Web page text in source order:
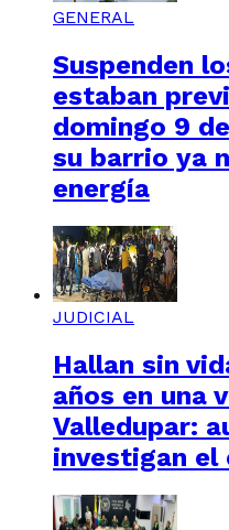
GENERAL
Suspenden
estaban
domingo 9
su barrio ya
energía
JUDICIAL
Hallan sin
años en una
Valledupar:
investigan el